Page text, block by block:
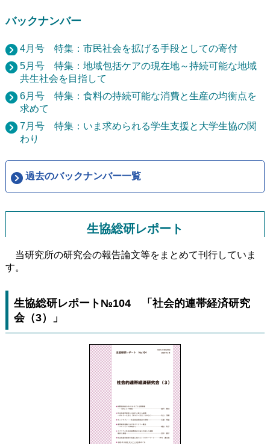
バックナンバー
4月号 特集：市民社会を拡げる手段としての寄付
5月号 特集：地域包括ケアの現在地～持続可能な地域
共生社会を目指して
6月号 特集：食料の持続可能な消費と生産の均衡点を
求めて
7月号 特集：いま求められる学生支援と大学生協の関
わり
過去のバックナンバー一覧
生協総研レポート
当研究所の研究会の報告論文等をまとめて刊行していま
す。
生協総研レポート№104 「社会的連帯経済研究
会（3）」